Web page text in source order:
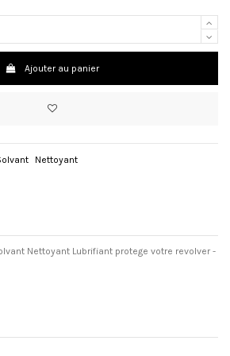
Ajouter au panier
Nettoyant
Nettoyant Lubrifiant protege votre revolver -